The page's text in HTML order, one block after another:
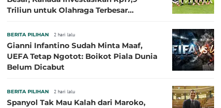
Triliun untuk Olahraga Terbesar
BERITA PILIHAN 2 hari lalu
Gianni Infantino Sudah Minta Maaf,
UEFA Tetap Ngotot: Boikot Piala Dunia
Belum Dicabut
BERITA PILIHAN 2 hari lalu
Spanyol Tak Mau Kalah dari Maroko,